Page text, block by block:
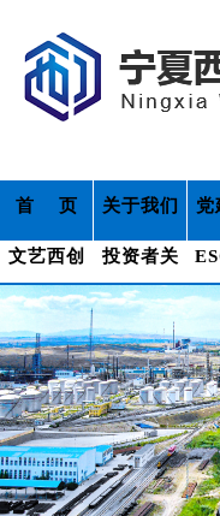
首 页 关于我们 党
文艺西创 投资者关
系